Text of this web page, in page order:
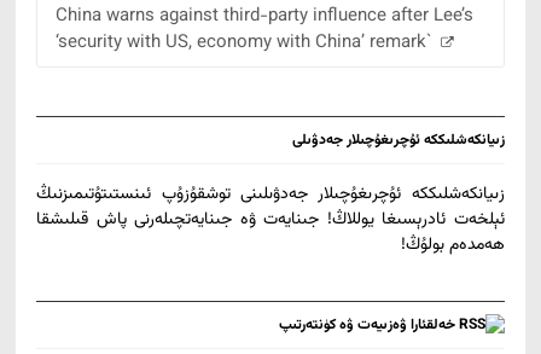
China warns against third-party influence after Lee’s
‘security with US, economy with China’ remark`
زىيانكەشلىككە ئۇچرىغۇچىلار جەدۋىلى
زىيانكەشلىككە ئۇچرىغۇچىلار جەدۋىلىنى توشقۇزۇپ ئىنستىتۇتىمىزنىڭ
ئېلخەت ئادرېسىغا يوللاڭ! جىنايەت ۋە جىنايەتچىلەرنى پاش قىلىشقا
ھەمدەم بولۇڭ!
خەلقئارا ۋەزىيەت ۋە كۈنتەرتىپ